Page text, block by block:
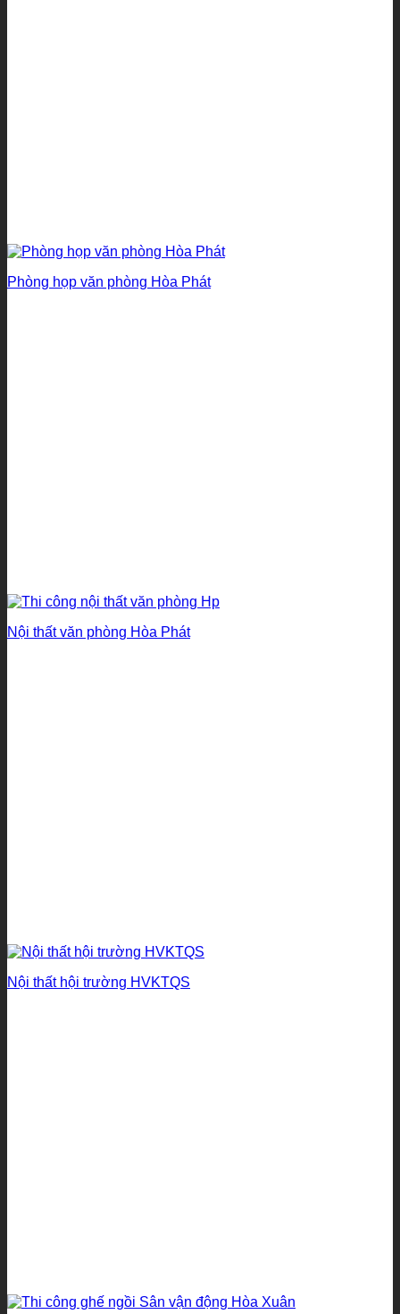
Phòng họp văn phòng Hòa Phát
Nội thất văn phòng Hòa Phát
Nội thất hội trường HVKTQS